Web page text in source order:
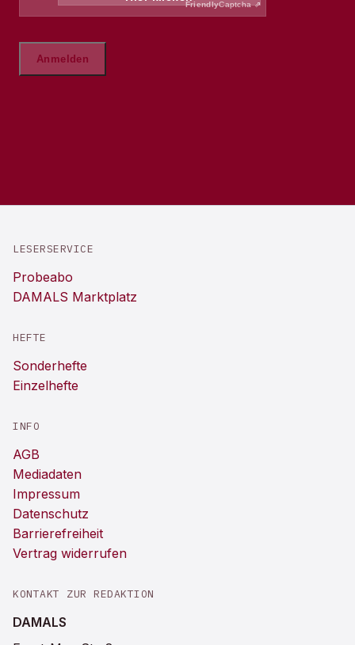
LESERSERVICE
Probeabo
DAMALS Marktplatz
HEFTE
Sonderhefte
Einzelhefte
INFO
AGB
Mediadaten
Impressum
Datenschutz
Barrierefreiheit
Vertrag widerrufen
KONTAKT ZUR REDAKTION
DAMALS